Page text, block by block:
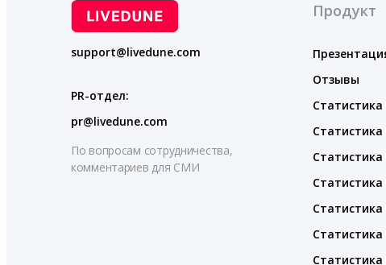
support@livedune.com
PR-отдел:
pr@livedune.com
По вопросам сотрудничества,
комментариев для СМИ
Продукт
Отзывы
Статистика